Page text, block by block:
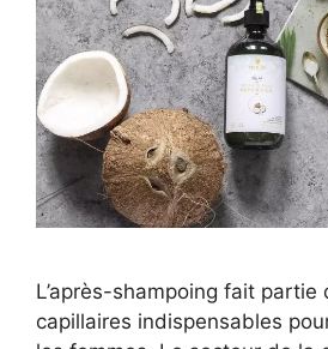
L’après-shampoing fait partie
capillaires indispensables